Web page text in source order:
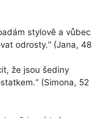
stylově a vůbec
odrosty.“ (Jana, 48
že jsou šediny
(Simona, 52